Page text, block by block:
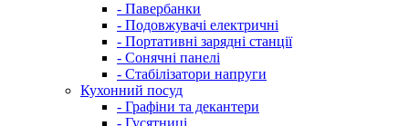
- Павербанки
- Подовжувачі електричні
- Портативні зарядні станції
- Сонячні панелі
- Стабілізатори напруги
Кухонний посуд
- Графіни та декантери
- Гусятниці